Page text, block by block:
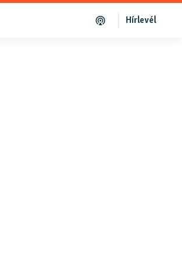
Hírlevél